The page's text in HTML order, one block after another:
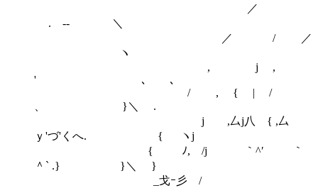
／
. -‐ ＼
／ / ／
ヽ
, j ,
' ､ ､
/ , { | /
、 }＼ .
j ,厶j八 { ,厶
ｙ'づ'くへ. { ヽj
{ ﾉ, /j ｀^′ ｀
＾` .} }＼ }
_戈ｰ彡 /